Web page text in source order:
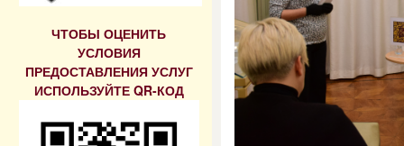
ЧТОБЫ ОЦЕНИТЬ
УСЛОВИЯ
ПРЕДОСТАВЛЕНИЯ УСЛУГ
ИСПОЛЬЗУЙТЕ QR-КОД